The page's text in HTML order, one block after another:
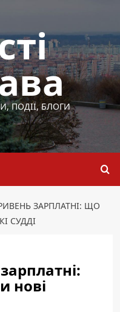
ПОДІЇ, БЛОГИ
ЗАРПЛАТНІ: ЩО
СУДДІ
нові